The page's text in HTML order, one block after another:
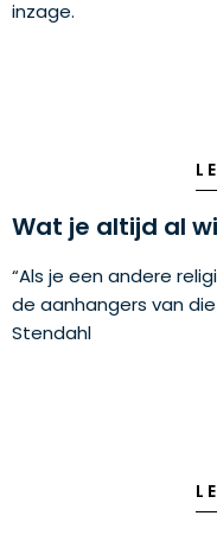
inzage.
Wat je altijd al
“Als je een andere
de aanhangers van
Stendahl